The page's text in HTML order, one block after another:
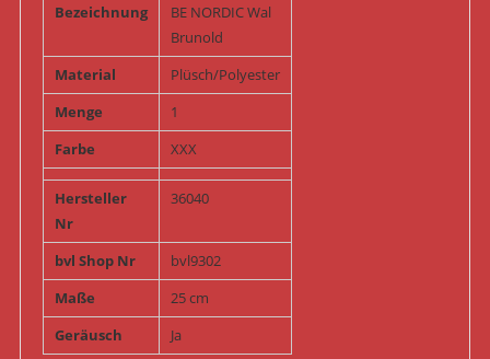
Bezeichnung
BE NORDIC Wal
Brunold
Material
Plüsch/Polyester
Menge
1
Farbe
XXX
Hersteller
Nr
36040
bvl Shop Nr
bvl9302
Maße
25 cm
Geräusch
Ja